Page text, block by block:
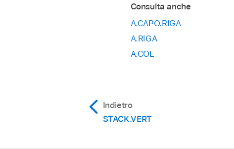
Consulta anche
A.CAPO.RIGA
A.RIGA
A.COL
Indietro
STACK.VERT